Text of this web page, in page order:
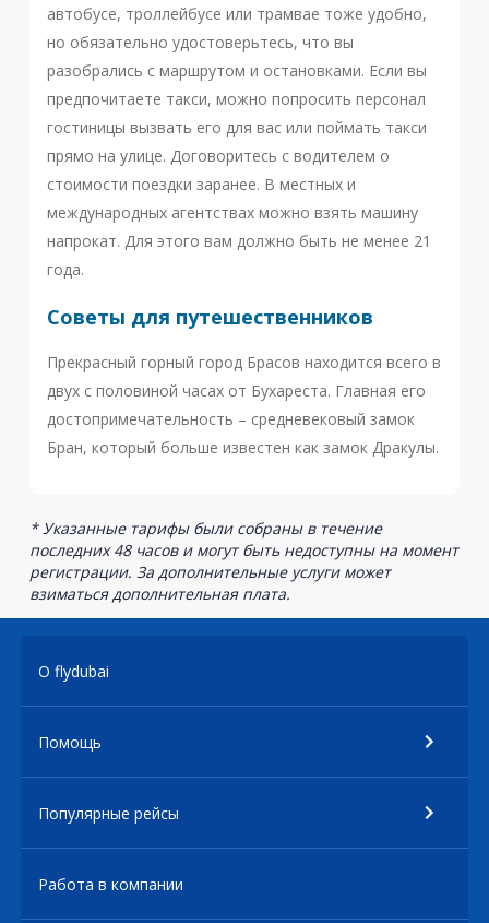
автобусе, троллейбусе или трамвае тоже удобно,
но обязательно удостоверьтесь, что вы
разобрались с маршрутом и остановками. Если вы
предпочитаете такси, можно попросить персонал
гостиницы вызвать его для вас или поймать такси
прямо на улице. Договоритесь с водителем о
стоимости поездки заранее. В местных и
международных агентствах можно взять машину
напрокат. Для этого вам должно быть не менее 21
года.
Советы для путешественников
Прекрасный горный город Брасов находится всего в
двух с половиной часах от Бухареста. Главная его
достопримечательность – средневековый замок
Бран, который больше известен как замок Дракулы.
* Указанные тарифы были собраны в течение
последних 48 часов и могут быть недоступны на момент
регистрации. За дополнительные услуги может
взиматься дополнительная плата.
О flydubai
Помощь
Популярные рейсы
Работа в компании